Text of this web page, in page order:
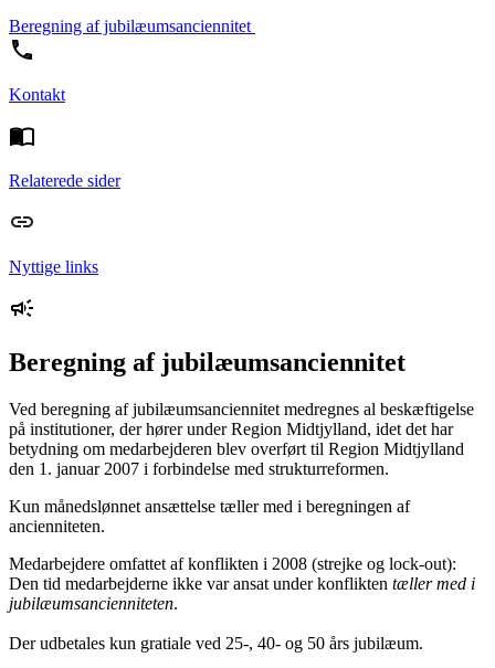
Beregning af jubilæumsanciennitet
Kontakt
Relaterede sider
Nyttige links
Beregning af jubilæumsanciennitet
Ved beregning af jubilæumsanciennitet medregnes al beskæftigelse
på institutioner, der hører under Region Midtjylland, idet det har
betydning om medarbejderen blev overført til Region Midtjylland
den 1. januar 2007 i forbindelse med strukturreformen.
Kun månedslønnet ansættelse tæller med i beregningen af
ancienniteten.
Medarbejdere omfattet af konflikten i 2008 (strejke og lock-out):
Den tid medarbejderne ikke var ansat under konflikten tæller med i
jubilæumsancienniteten.
Der udbetales kun gratiale ved 25-, 40- og 50 års jubilæum.